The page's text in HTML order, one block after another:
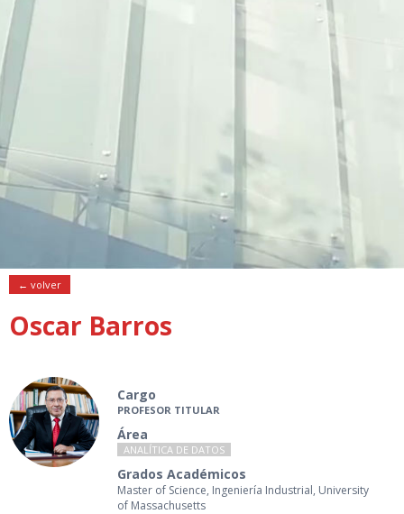
← volver
Oscar Barros
Cargo
PROFESOR TITULAR
Área
ANALÍTICA DE DATOS
Grados Académicos
Master of Science, Ingeniería Industrial, University
of Massachusetts